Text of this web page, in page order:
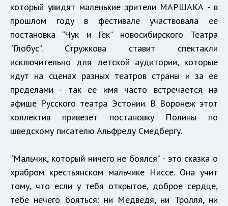
который увидят маленькие зрители МАРШАКА - в
прошлом году в фестивале участвовала ее
постановка “Чук и Гек” новосибирского Театра
“Глобус”. Стружкова ставит спектакли
исключительно для детской аудитории, которые
идут на сценах разных театров страны и за ее
пределами - так ее имя часто встречается на
афише Русского театра Эстонии. В Воронеж этот
коллектив привезет постановку Полины по
шведскому писателю Альфреду Смедбергу.
“Мальчик, который ничего не боялся” - это сказка о
храбром крестьянском мальчике Ниссе. Она учит
тому, что если у тебя открытое, доброе сердце,
тебе нечего бояться: ни Медведя, ни Тролля, ни